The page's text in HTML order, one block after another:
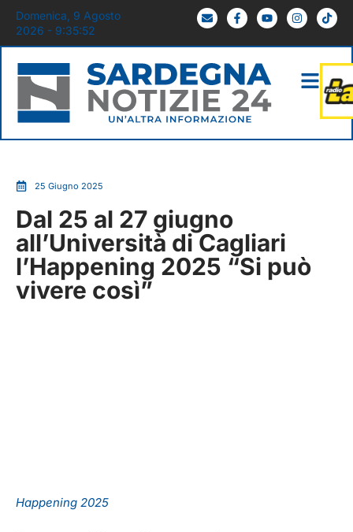
Domenica, 9 Agosto
2026 - 9:35:53
25 Giugno 2025
Dal 25 al 27 giugno
all’Università di Cagliari
l’Happening 2025 “Si può
vivere così”
Happening 2025